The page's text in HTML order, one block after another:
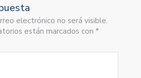
electrónico no será visible.
están marcados con *